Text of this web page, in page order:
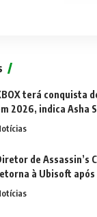
terá conquista
2026, indica Asha
de Assassin’s
à Ubisoft após